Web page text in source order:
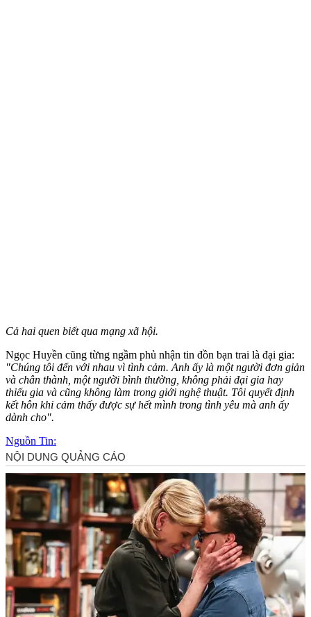
Cả hai quen biết qua mạng xã hội.
Ngọc Huyền cũng từng ngầm phủ nhận tin đồn bạn trai là đại gia:
"Chúng tôi đến với nhau vì tình cảm. Anh ấy là một người đơn giản
và chân thành, một người bình thường, không phải đại gia hay
thiếu gia và cũng không làm trong giới nghệ thuật. Tôi quyết định
kết hôn khi cảm thấy được sự hết mình trong tình yêu mà anh ấy
dành cho".
Nguồn Tin: